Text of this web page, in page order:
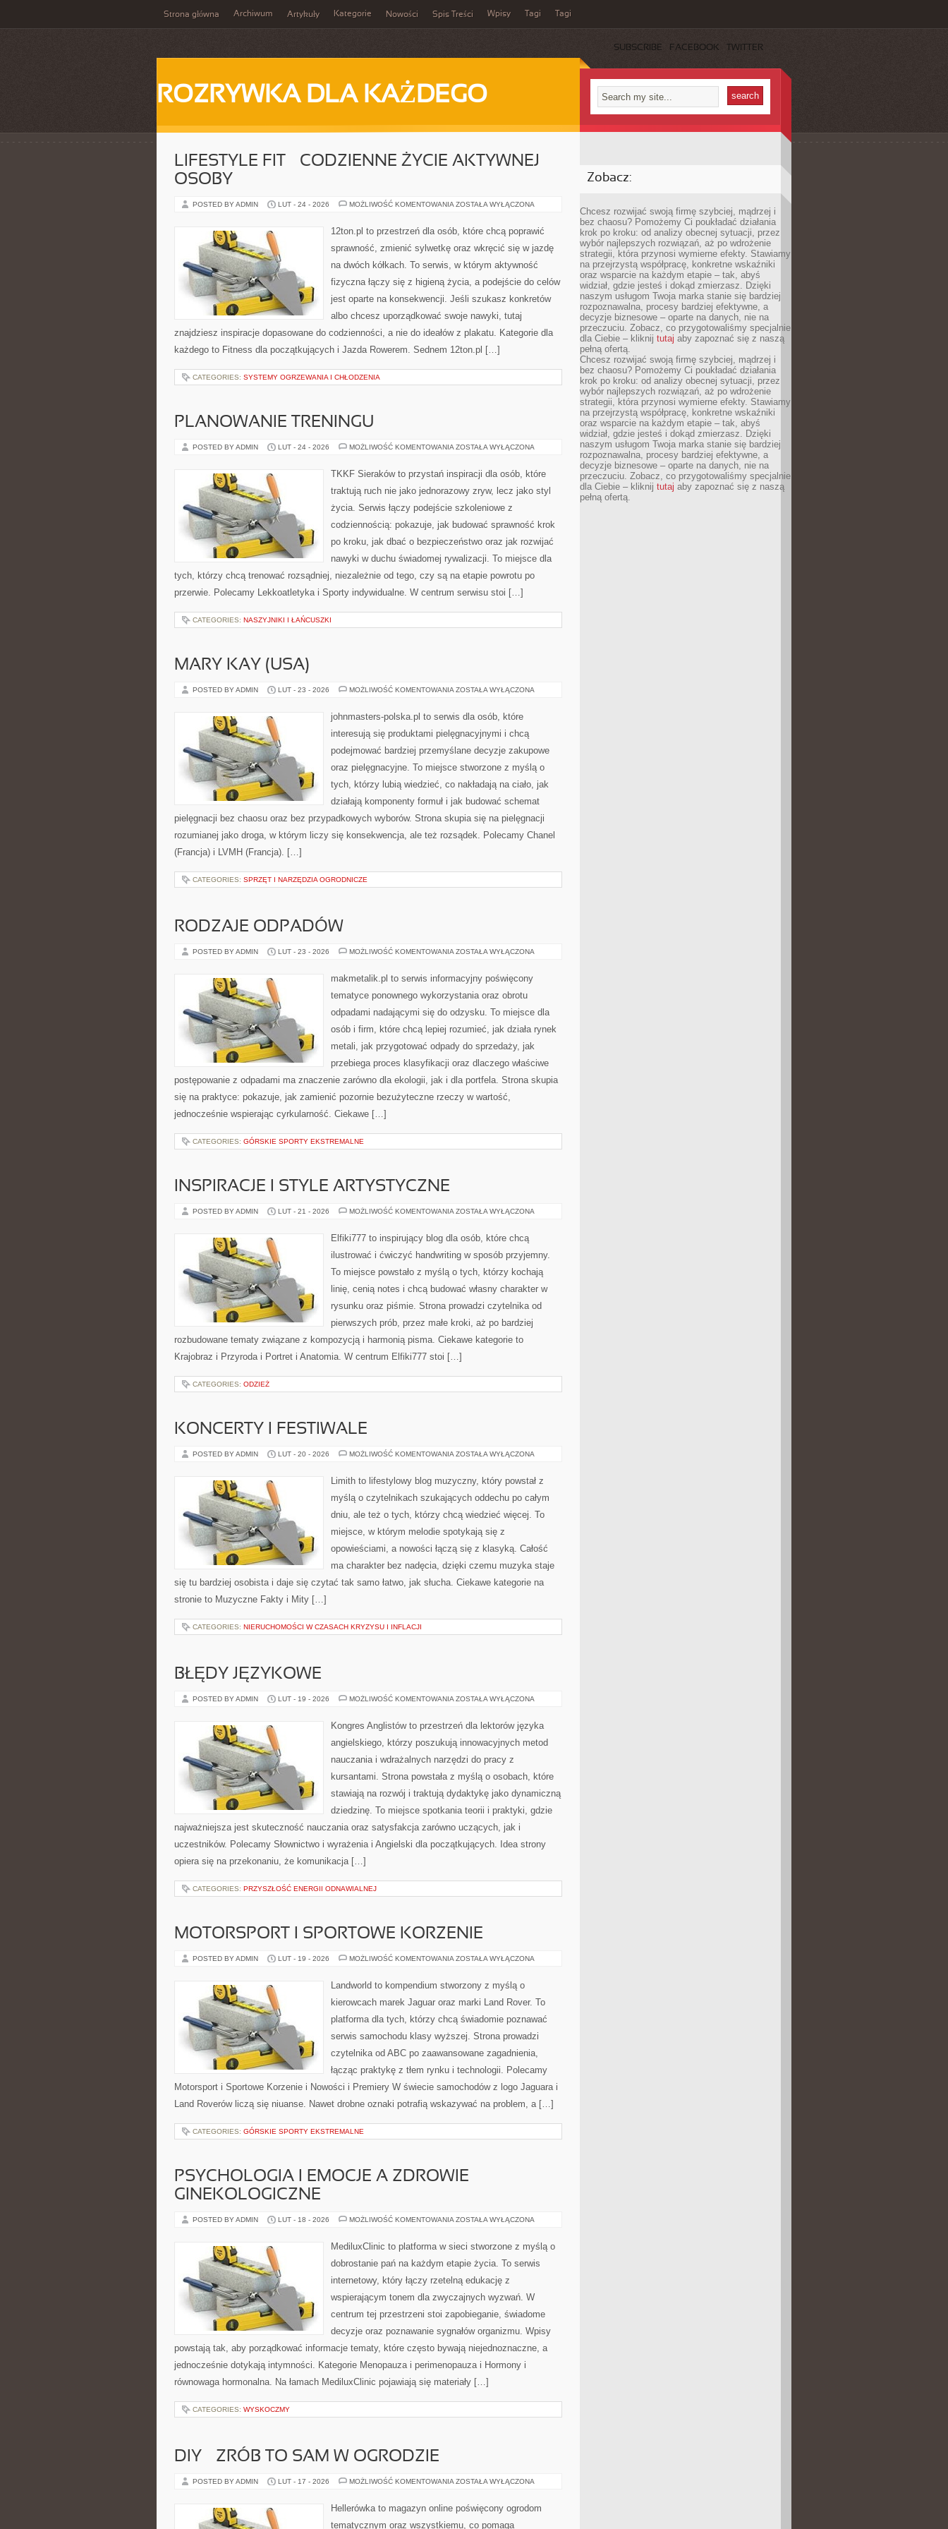
Strona główna Archiwum Artykuły Kategorie Nowości Spis Treści Wpisy Tagi Tagi
SUBSCRIBE FACEBOOK TWITTER
ROZRYWKA DLA KAŻDEGO
LIFESTYLE FIT – CODZIENNE ŻYCIE AKTYWNEJ
OSOBY
POSTED BY ADMIN LUT - 24 - 2026 MOŻLIWOŚĆ KOMENTOWANIA LIFESTYLE
CODZIENNE
ŻYCIE
OSOBY
ZOSTAŁA WYŁĄCZONA
12ton.pl to przestrzeń dla osób, które chcą poprawić
sprawność, zmienić sylwetkę oraz wkręcić się w jazdę
na dwóch kółkach. To serwis, w którym aktywność
fizyczna łączy się z higieną życia, a podejście do celów
jest oparte na konsekwencji. Jeśli szukasz konkretów
albo chcesz uporządkować swoje nawyki, tutaj
znajdziesz inspiracje dopasowane do codzienności, a nie do ideałów z plakatu. Kategorie dla
każdego to Fitness dla początkujących i Jazda Rowerem. Sednem 12ton.pl […]
CATEGORIES: SYSTEMY OGRZEWANIA I CHŁODZENIA
PLANOWANIE TRENINGU
POSTED BY ADMIN LUT - 24 - 2026 MOŻLIWOŚĆ KOMENTOWANIA PLANOWANIE
ZOSTAŁA WYŁĄCZONA
TKKF Sieraków to przystań inspiracji dla osób, które
traktują ruch nie jako jednorazowy zryw, lecz jako styl
życia. Serwis łączy podejście szkoleniowe z
codziennością: pokazuje, jak budować sprawność krok
po kroku, jak dbać o bezpieczeństwo oraz jak rozwijać
nawyki w duchu świadomej rywalizacji. To miejsce dla
tych, którzy chcą trenować rozsądniej, niezależnie od tego, czy są na etapie powrotu po
przerwie. Polecamy Lekkoatletyka i Sporty indywidualne. W centrum serwisu stoi […]
CATEGORIES: NASZYJNIKI I ŁAŃCUSZKI
MARY KAY (USA)
POSTED BY ADMIN LUT - 23 - 2026 MOŻLIWOŚĆ KOMENTOWANIA MARY
ZOSTAŁA WYŁĄCZONA
johnmasters-polska.pl to serwis dla osób, które
interesują się produktami pielęgnacyjnymi i chcą
podejmować bardziej przemyślane decyzje zakupowe
oraz pielęgnacyjne. To miejsce stworzone z myślą o
tych, którzy lubią wiedzieć, co nakładają na ciało, jak
działają komponenty formuł i jak budować schemat
pielęgnacji bez chaosu oraz bez przypadkowych wyborów. Strona skupia się na pielęgnacji
rozumianej jako droga, w którym liczy się konsekwencja, ale też rozsądek. Polecamy Chanel
(Francja) i LVMH (Francja). […]
CATEGORIES: SPRZĘT I NARZĘDZIA OGRODNICZE
RODZAJE ODPADÓW
POSTED BY ADMIN LUT - 23 - 2026 MOŻLIWOŚĆ KOMENTOWANIA RODZAJE
ZOSTAŁA WYŁĄCZONA
makmetalik.pl to serwis informacyjny poświęcony
tematyce ponownego wykorzystania oraz obrotu
odpadami nadającymi się do odzysku. To miejsce dla
osób i firm, które chcą lepiej rozumieć, jak działa rynek
metali, jak przygotować odpady do sprzedaży, jak
przebiega proces klasyfikacji oraz dlaczego właściwe
postępowanie z odpadami ma znaczenie zarówno dla ekologii, jak i dla portfela. Strona skupia
się na praktyce: pokazuje, jak zamienić pozornie bezużyteczne rzeczy w wartość,
jednocześnie wspierając cyrkularność. Ciekawe […]
CATEGORIES: GÓRSKIE SPORTY EKSTREMALNE
INSPIRACJE I STYLE ARTYSTYCZNE
POSTED BY ADMIN LUT - 21 - 2026 MOŻLIWOŚĆ KOMENTOWANIA INSPIRACJE
ARTYSTYCZNE
ZOSTAŁA WYŁĄCZONA
Elfiki777 to inspirujący blog dla osób, które chcą
ilustrować i ćwiczyć handwriting w sposób przyjemny.
To miejsce powstało z myślą o tych, którzy kochają
linię, cenią notes i chcą budować własny charakter w
rysunku oraz piśmie. Strona prowadzi czytelnika od
pierwszych prób, przez małe kroki, aż po bardziej
rozbudowane tematy związane z kompozycją i harmonią pisma. Ciekawe kategorie to
Krajobraz i Przyroda i Portret i Anatomia. W centrum Elfiki777 stoi […]
CATEGORIES: ODZIEŻ
KONCERTY I FESTIWALE
POSTED BY ADMIN LUT - 20 - 2026 MOŻLIWOŚĆ KOMENTOWANIA KONCERTY
ZOSTAŁA WYŁĄCZONA
Limith to lifestylowy blog muzyczny, który powstał z
myślą o czytelnikach szukających oddechu po całym
dniu, ale też o tych, którzy chcą wiedzieć więcej. To
miejsce, w którym melodie spotykają się z
opowieściami, a nowości łączą się z klasyką. Całość
ma charakter bez nadęcia, dzięki czemu muzyka staje
się tu bardziej osobista i daje się czytać tak samo łatwo, jak słucha. Ciekawe kategorie na
stronie to Muzyczne Fakty i Mity […]
CATEGORIES: NIERUCHOMOŚCI W CZASACH KRYZYSU I INFLACJI
BŁĘDY JĘZYKOWE
POSTED BY ADMIN LUT - 19 - 2026 MOŻLIWOŚĆ KOMENTOWANIA BŁĘDY
ZOSTAŁA WYŁĄCZONA
Kongres Anglistów to przestrzeń dla lektorów języka
angielskiego, którzy poszukują innowacyjnych metod
nauczania i wdrażalnych narzędzi do pracy z
kursantami. Strona powstała z myślą o osobach, które
stawiają na rozwój i traktują dydaktykę jako dynamiczną
dziedzinę. To miejsce spotkania teorii i praktyki, gdzie
najważniejsza jest skuteczność nauczania oraz satysfakcja zarówno uczących, jak i
uczestników. Polecamy Słownictwo i wyrażenia i Angielski dla początkujących. Idea strony
opiera się na przekonaniu, że komunikacja […]
CATEGORIES: PRZYSZŁOŚĆ ENERGII ODNAWIALNEJ
MOTORSPORT I SPORTOWE KORZENIE
POSTED BY ADMIN LUT - 19 - 2026 MOŻLIWOŚĆ KOMENTOWANIA MOTORSPORT
ZOSTAŁA WYŁĄCZONA
Landworld to kompendium stworzony z myślą o
kierowcach marek Jaguar oraz marki Land Rover. To
platforma dla tych, którzy chcą świadomie poznawać
serwis samochodu klasy wyższej. Strona prowadzi
czytelnika od ABC po zaawansowane zagadnienia,
łącząc praktykę z tłem rynku i technologii. Polecamy
Motorsport i Sportowe Korzenie i Nowości i Premiery W świecie samochodów z logo Jaguara i
Land Roverów liczą się niuanse. Nawet drobne oznaki potrafią wskazywać na problem, a […]
CATEGORIES: GÓRSKIE SPORTY EKSTREMALNE
PSYCHOLOGIA I EMOCJE A ZDROWIE
GINEKOLOGICZNE
POSTED BY ADMIN LUT - 18 - 2026 MOŻLIWOŚĆ KOMENTOWANIA PSYCHOLOGIA
ZDROWIE
ZOSTAŁA WYŁĄCZONA
MediluxClinic to platforma w sieci stworzone z myślą o
dobrostanie pań na każdym etapie życia. To serwis
internetowy, który łączy rzetelną edukację z
wspierającym tonem dla zwyczajnych wyzwań. W
centrum tej przestrzeni stoi zapobieganie, świadome
decyzje oraz poznawanie sygnałów organizmu. Wpisy
powstają tak, aby porządkować informacje tematy, które często bywają niejednoznaczne, a
jednocześnie dotykają intymności. Kategorie Menopauza i perimenopauza i Hormony i
równowaga hormonalna. Na łamach MediluxClinic pojawiają się materiały […]
CATEGORIES: WYSKOCZMY
DIY – ZRÓB TO SAM W OGRODZIE
POSTED BY ADMIN LUT - 17 - 2026 MOŻLIWOŚĆ KOMENTOWANIA DIY
SAM
OGRODZIE
ZOSTAŁA WYŁĄCZONA
Hellerówka to magazyn online poświęcony ogrodom
tematycznym oraz wszystkiemu, co pomaga
Zobacz:
Chcesz rozwijać swoją firmę szybciej, mądrzej i
bez chaosu? Pomożemy Ci poukładać działania
krok po kroku: od analizy obecnej sytuacji, przez
wybór najlepszych rozwiązań, aż po wdrożenie
strategii, która przynosi wymierne efekty. Stawiamy
na przejrzystą współpracę, konkretne wskaźniki
oraz wsparcie na każdym etapie – tak, abyś
widział, gdzie jesteś i dokąd zmierzasz. Dzięki
naszym usługom Twoja marka stanie się bardziej
rozpoznawalna, procesy bardziej efektywne, a
decyzje biznesowe – oparte na danych, nie na
przeczuciu. Zobacz, co przygotowaliśmy specjalnie
dla Ciebie – kliknij tutaj aby zapoznać się z naszą
pełną ofertą.
Chcesz rozwijać swoją firmę szybciej, mądrzej i
bez chaosu? Pomożemy Ci poukładać działania
krok po kroku: od analizy obecnej sytuacji, przez
wybór najlepszych rozwiązań, aż po wdrożenie
strategii, która przynosi wymierne efekty. Stawiamy
na przejrzystą współpracę, konkretne wskaźniki
oraz wsparcie na każdym etapie – tak, abyś
widział, gdzie jesteś i dokąd zmierzasz. Dzięki
naszym usługom Twoja marka stanie się bardziej
rozpoznawalna, procesy bardziej efektywne, a
decyzje biznesowe – oparte na danych, nie na
przeczuciu. Zobacz, co przygotowaliśmy specjalnie
dla Ciebie – kliknij tutaj aby zapoznać się z naszą
pełną ofertą.